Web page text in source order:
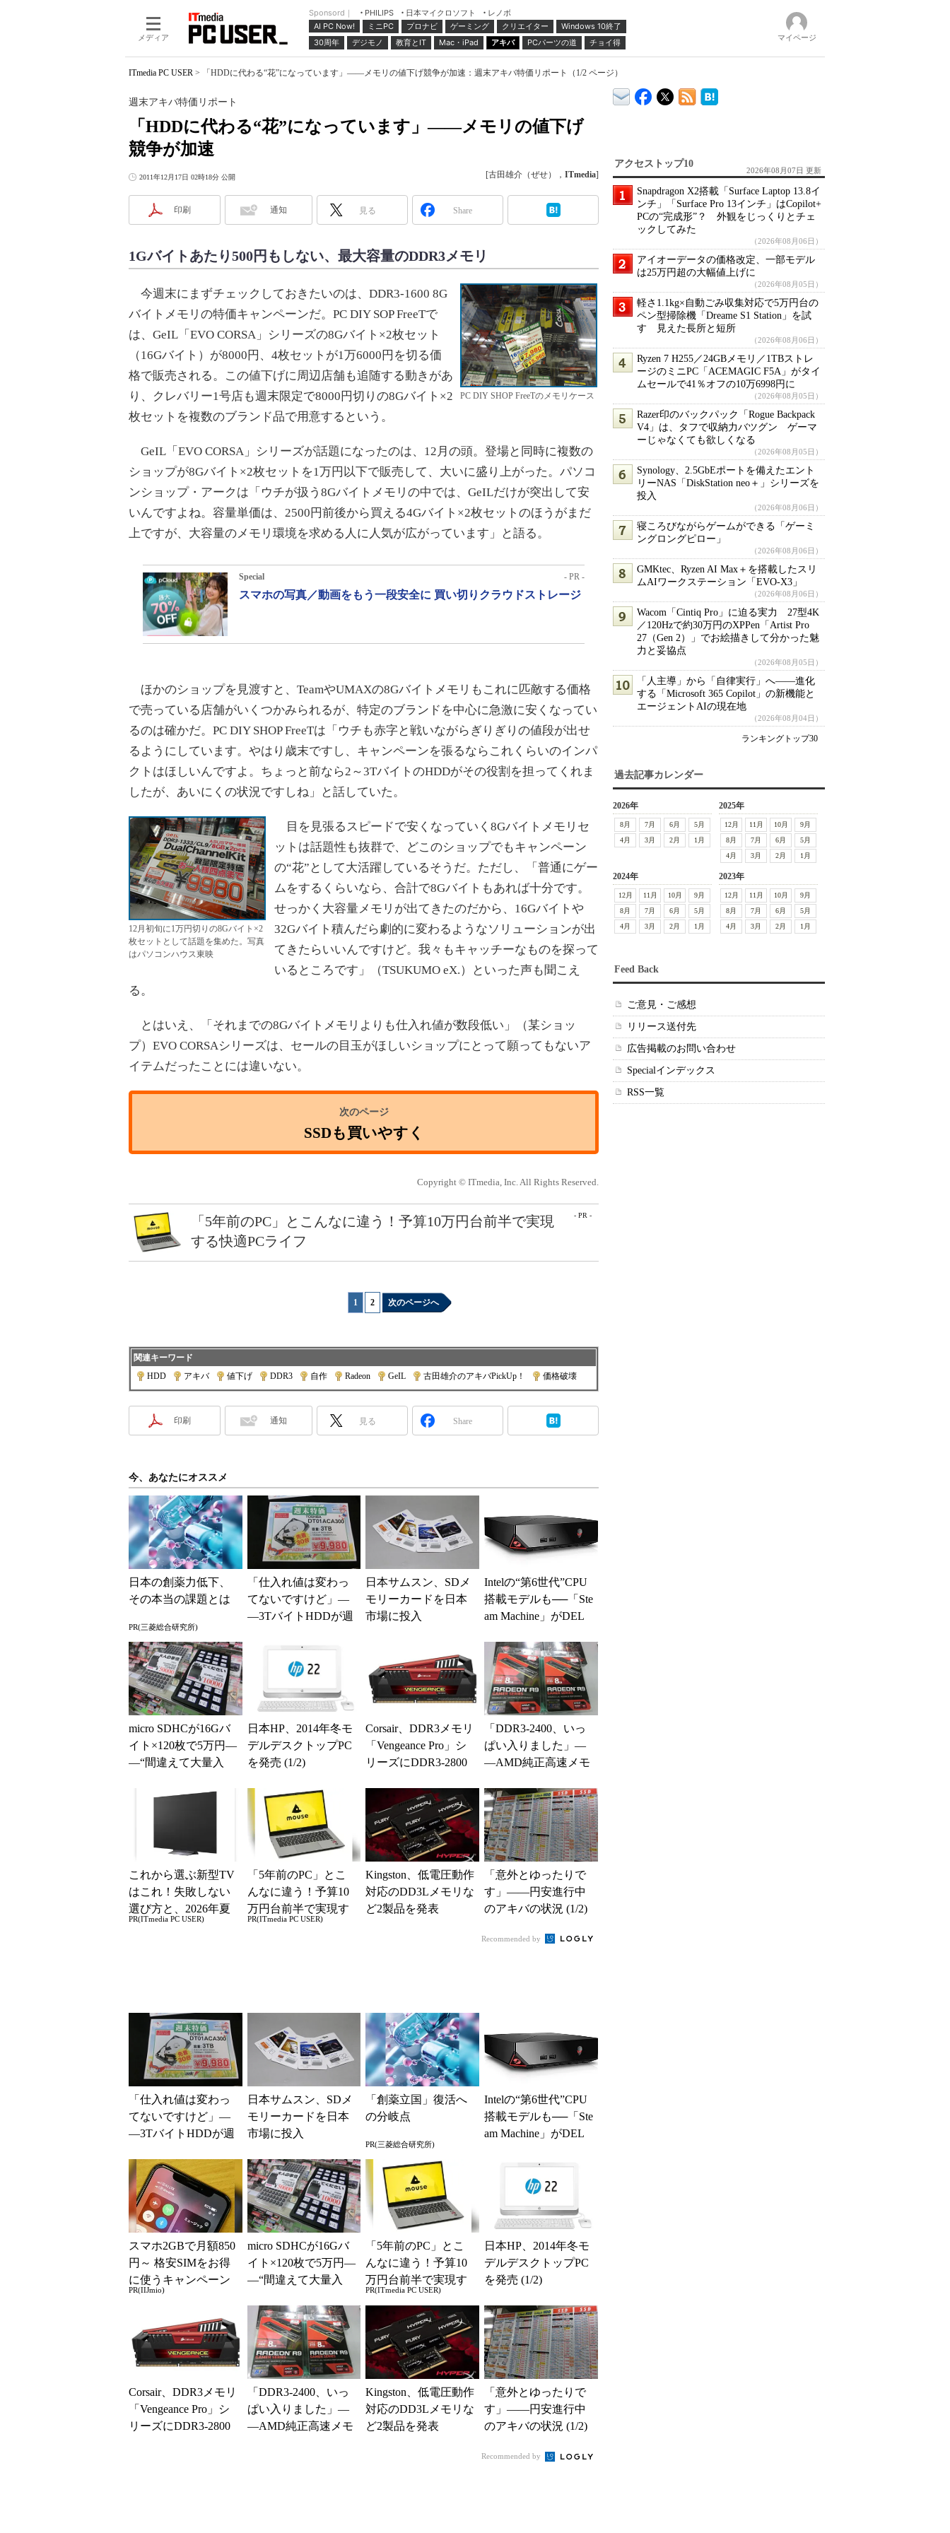
メディア
Sponsord｜ PHILIPS 日本マイクロソフト
レノボ
AI PC Now!
ミニPC プロナビ ゲーミング クリエイター
Windows 10終了
30周年
デジモノ 教育とIT Mac・iPad アキバ PCパーツの道 チョイ得 マイページ
ITmedia PC USER > 「HDDに代わる“花”になっています」――メモリの値下げ競争が加速：週末アキバ特価リポート（1/2 ページ）
「HDDに代わる“花”になっています」――メモリの値下げ
競争が加速
週末アキバ特価リポート
2011年12月17日 02時18分 公開 [古田雄介（ぜせ）， ITmedia]
印刷 通知 見る Share
1Gバイトあたり500円もしない、最大容量のDDR3メモリ
PC DIY SHOP FreeTのメモリケース
今週末にまずチェックしておきたいのは、DDR3-1600 8G
バイトメモリの特価キャンペーンだ。PC DIY SOP FreeTで
は、GeIL「EVO CORSA」シリーズの8Gバイト×2枚セット
（16Gバイト）が8000円、4枚セットが1万6000円を切る価
格で販売される。この値下げに周辺店舗も追随する動きがあ
り、クレバリー1号店も週末限定で8000円切りの8Gバイト×2
枚セットを複数のブランド品で用意するという。
GeIL「EVO CORSA」シリーズが話題になったのは、12月の頭。登場と同時に複数の
ショップが8Gバイト×2枚セットを1万円以下で販売して、大いに盛り上がった。パソコ
ンショップ・アークは「ウチが扱う8Gバイトメモリの中では、GeILだけが突出して安
いんですよね。容量単価は、2500円前後から買える4Gバイト×2枚セットのほうがまだ
上ですが、大容量のメモリ環境を求める人に人気が広がっています」と語る。
Special - PR -
スマホの写真／動画をもう一段安全に 買い切りクラウドストレージ
ほかのショップを見渡すと、TeamやUMAXの8Gバイトメモリもこれに匹敵する価格
で売っている店舗がいくつかみられるが、特定のブランドを中心に急激に安くなってい
るのは確かだ。PC DIY SHOP FreeTは「ウチも赤字と戦いながらぎりぎりの値段が出せ
るようにしています。やはり歳末ですし、キャンペーンを張るならこれくらいのインパ
クトはほしいんですよ。ちょっと前なら2～3TバイトのHDDがその役割を担ってくれま
したが、あいにくの状況ですしね」と話していた。
12月初旬に1万円切りの8Gバイト×2
枚セットとして話題を集めた。写真
はパソコンハウス東映
目を見張るスピードで安くなっていく8Gバイトメモリセ
ットは話題性も抜群で、どこのショップでもキャンペーン
の“花”として大活躍しているそうだ。ただし、「普通にゲー
ムをするくらいなら、合計で8Gバイトもあれば十分です。
せっかく大容量メモリが出てきたのだから、16Gバイトや
32Gバイト積んだら劇的に変わるようなソリューションが出
てきたらいいんですけど。我々もキャッチーなものを探って
いるところです」（TSUKUMO eX.）といった声も聞こえ
る。
とはいえ、「それまでの8Gバイトメモリよりも仕入れ値が数段低い」（某ショッ
プ）EVO CORSAシリーズは、セールの目玉がほしいショップにとって願ってもないア
イテムだったことには違いない。
SSDも買いやすく
Copyright © ITmedia, Inc. All Rights Reserved.
- PR -
「5年前のPC」とこんなに違う！予算10万円台前半で実現
する快適PCライフ
1 2 次のページへ
関連キーワード
HDD
アキバ| 値下げ DDR3 自作 Radeon GeIL 古田雄介のアキバPickUp！ 価格破壊
印刷 通知 見る Share
今、あなたにオススメ
日本の創薬力低下、
その本当の課題とは
PR(三菱総合研究所)
「仕入れ値は変わっ
てないですけど」―
―3TバイトHDDが週
日本サムスン、SDメ
モリーカードを日本
市場に投入
Intelの“第6世代”CPU
搭載モデルも──「Ste
am Machine」がDEL
micro SDHCが16Gバ
イト×120枚で5万円―
―“間違えて大量入
日本HP、2014年冬モ
デルデスクトップPC
を発売 (1/2)
Corsair、DDR3メモリ
「Vengeance Pro」シ
リーズにDDR3-2800
「DDR3-2400、いっ
ぱい入りました」―
―AMD純正高速メモ
供給 (1/4)
これから選ぶ新型TV
はこれ！失敗しない
選び方と、2026年夏
の一押しモデル
PR(ITmedia PC USER)
「5年前のPC」とこ
んなに違う！予算10
万円台前半で実現す
る快適PCライフ
PR(ITmedia PC USER)
Kingston、低電圧動作
対応のDD3Lメモリな
ど2製品を発表
「意外とゆったりで
す」――円安進行中
のアキバの状況 (1/2)
Recommended by
「仕入れ値は変わっ
てないですけど」―
―3TバイトHDDが週
日本サムスン、SDメ
モリーカードを日本
市場に投入
「創薬立国」復活へ
の分岐点
PR(三菱総合研究所)
Intelの“第6世代”CPU
搭載モデルも──「Ste
am Machine」がDEL
スマホ2GBで月額850
円～ 格安SIMをお得
に使うキャンペーン
実施中！
PR(IIJmio)
micro SDHCが16Gバ
イト×120枚で5万円―
―“間違えて大量入
「5年前のPC」とこ
んなに違う！予算10
万円台前半で実現す
る快適PCライフ
PR(ITmedia PC USER)
日本HP、2014年冬モ
デルデスクトップPC
を発売 (1/2)
Corsair、DDR3メモリ
「Vengeance Pro」シ
リーズにDDR3-2800
「DDR3-2400、いっ
ぱい入りました」―
―AMD純正高速メモ
Kingston、低電圧動作
対応のDD3Lメモリな
ど2製品を発表
「意外とゆったりで
す」――円安進行中
のアキバの状況 (1/2)
Recommended by
アクセストップ10
2026年08月07日 更新
Snapdragon X2搭載「Surface Laptop 13.8イ
ンチ」「Surface Pro 13インチ」はCopilot+
PCの“完成形”？ 外観をじっくりとチェ
ックしてみた
（2026年08月06日）
アイオーデータの価格改定、一部モデル
は25万円超の大幅値上げに
（2026年08月05日）
軽さ1.1kg×自動ごみ収集対応で5万円台の
ペン型掃除機「Dreame S1 Station」を試
す 見えた長所と短所
（2026年08月06日）
Ryzen 7 H255／24GBメモリ／1TBストレ
ージのミニPC「ACEMAGIC F5A」がタイ
ムセールで41％オフの10万6998円に
（2026年08月05日）
Razer印のバックパック「Rogue Backpack
V4」は、タフで収納力バツグン ゲーマ
ーじゃなくても欲しくなる
（2026年08月05日）
Synology、2.5GbEポートを備えたエント
リーNAS「DiskStation neo＋」シリーズを
投入
（2026年08月06日）
寝ころびながらゲームができる「ゲーミ
ングロングピロー」
（2026年08月06日）
GMKtec、Ryzen AI Max＋を搭載したスリ
ムAIワークステーション「EVO-X3」
（2026年08月06日）
Wacom「Cintiq Pro」に迫る実力 27型4K
／120Hzで約30万円のXPPen「Artist Pro
27（Gen 2）」でお絵描きして分かった魅
力と妥協点
（2026年08月05日）
「人主導」から「自律実行」へ――進化
する「Microsoft 365 Copilot」の新機能と
エージェントAIの現在地
（2026年08月04日）
ランキングトップ30
過去記事カレンダー
2026年
8月 7月 6月
5月
4月
3月 2月 1月
2025年
12月 11月 10月
9月
8月
7月 6月
5月
4月
3月 2月 1月
2024年
12月 11月 10月
9月
8月
7月 6月
5月
4月
3月 2月 1月
2023年
12月 11月 10月
9月
8月
7月 6月
5月
4月
3月 2月 1月
Feed Back
ご意見・ご感想
リリース送付先
広告掲載のお問い合わせ
Specialインデックス
RSS一覧